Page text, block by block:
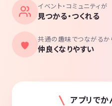
イベント・コミュニティが
見つかる・つくれる
共通の趣味でつながるか
仲良くなりやすい
アプリでか